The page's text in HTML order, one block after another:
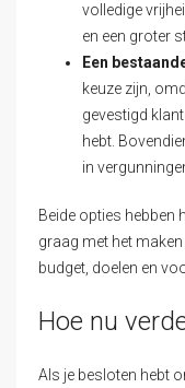
volledige
en een groter
Een
keuze zijn,
gevestigd
hebt.
in
Beide opties hebben
graag met het
budget, doelen en
Hoe nu
Als je besloten hebt